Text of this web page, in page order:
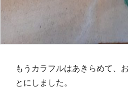
もうカラフルはあきらめて、
とにしました。